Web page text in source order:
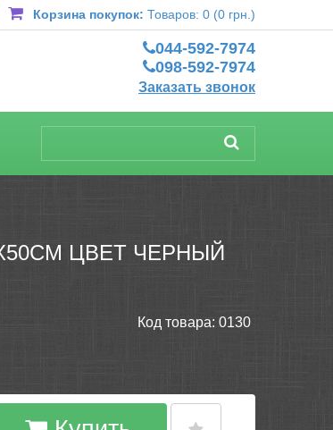
Корзина покупок: Товаров: 0 (0 грн.)
044-592-7974
098-592-7974
Заказать звонок
ЦВЕТ ЧЕРНЫЙ
Код товара: 0130